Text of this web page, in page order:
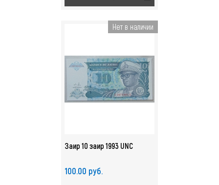
Нет в наличии
Заир 10 заир 1993 UNC
100.00 руб.